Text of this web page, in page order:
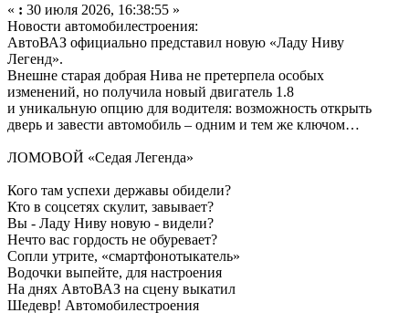
« : 30 июля 2026, 16:38:55 »
Новости автомобилестроения:
АвтоВАЗ официально представил новую «Ладу Ниву
Легенд».
Внешне старая добрая Нива не претерпела особых
изменений, но получила новый двигатель 1.8
и уникальную опцию для водителя: возможность открыть
дверь и завести автомобиль – одним и тем же ключом…
ЛОМОВОЙ «Седая Легенда»
Кого там успехи державы обидели?
Кто в соцсетях скулит, завывает?
Вы - Ладу Ниву новую - видели?
Нечто вас гордость не обуревает?
Сопли утрите, «смартфонотыкатель»
Водочки выпейте, для настроения
На днях АвтоВАЗ на сцену выкатил
Шедевр! Автомобилестроения